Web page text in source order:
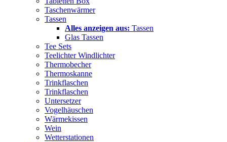
Taschenwärmer
Tassen
Alles anzeigen aus: Tassen
Glas Tassen
Tee Sets
Teelichter Windlichter
Thermobecher
Thermoskanne
Trinkflaschen
Trinkflaschen
Untersetzer
Vogelhäuschen
Wärmekissen
Wein
Wetterstationen